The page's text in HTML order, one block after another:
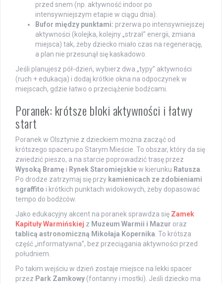
przed snem (np. aktywność indoor po
intensywniejszym etapie w ciągu dnia).
Bufor między punktami: przerwa po intensywniejszej
aktywności (kolejka, kolejny „strzał” energii, zmiana
miejsca) tak, żeby dziecko miało czas na regenerację,
a plan nie przesunął się kaskadowo.
Jeśli planujesz pół-dzień, wybierz dwa „typy” aktywności
(ruch + edukacja) i dodaj krótkie okna na odpoczynek w
miejscach, gdzie łatwo o przeciążenie bodźcami.
Poranek: krótsze bloki aktywności i łatwy
start
Poranek w Olsztynie z dzieckiem można zacząć od
krótszego spaceru po Starym Mieście. To obszar, który da się
zwiedzić pieszo, a na starcie poprowadzić trasę przez
Wysoką Bramę i Rynek Staromiejskiew kierunku Ratusza
Po drodze zatrzymaj się przy kamienicach ze zdobieniami
sgraffito i krótkich punktach widokowych, żeby dopasować
tempo do bodźców.
Jako edukacyjny akcent na poranek sprawdza się Zamek
Kapituły Warmińskiej z Muzeum Warmii i Mazur oraz
tablicą astronomiczną Mikołaja Kopernika . To krótsza
część „informatywna”, bez przeciągania aktywności przed
południem.
Po takim wejściu w dzień zostaje miejsce na lekki spacer
przez Park Zamkowy (fontanny i mostki). Jeśli dziecko ma